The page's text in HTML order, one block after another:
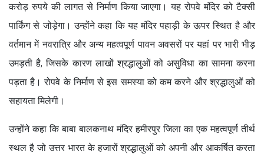
करोड़ रुपये की लागत से निर्माण किया जाएगा। यह रोपवे मंदिर को टैक्सी
पार्किंग से जोड़ेगा। उन्होंने कहा कि यह मंदिर पहाड़ी के ऊपर स्थित है और
वर्तमान में नवरात्रि और अन्य महत्वपूर्ण पावन अवसरों पर यहां पर भारी भीड़
उमड़ती है, जिसके कारण लाखों श्रद्धालुओं को असुविधा का सामना करना
पड़ता है। रोपवे के निर्माण से इस समस्या को कम करने और श्रद्धालुओं को
सहायता मिलेगी।
उन्होंने कहा कि बाबा बालकनाथ मंदिर हमीरपुर जिला का एक महत्वपूर्ण तीर्थ
स्थल है जो उत्तर भारत के हजारों श्रद्धालुओं को अपनी और आकर्षित करता